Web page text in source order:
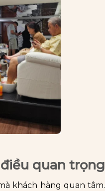
quan trọng
khách hàng quan tâm.